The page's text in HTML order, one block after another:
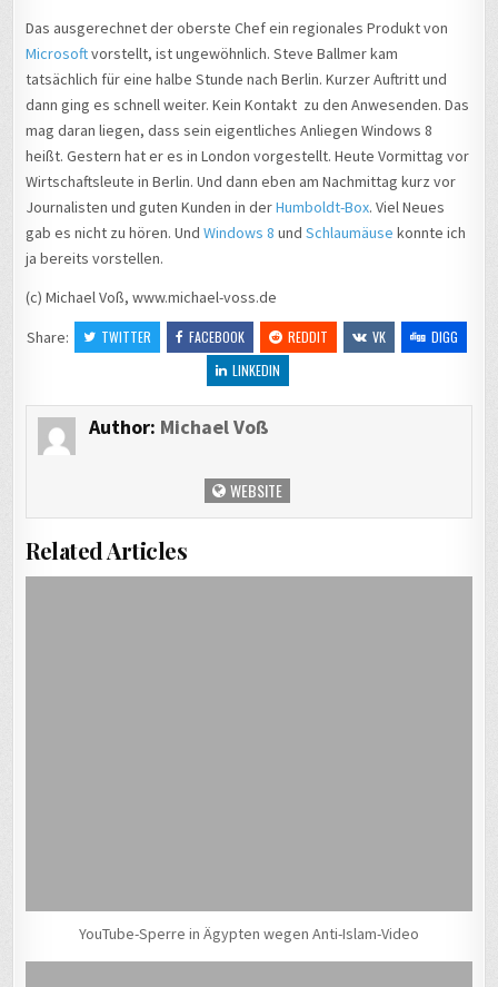
Das ausgerechnet der oberste Chef ein regionales Produkt von
Microsoftvorstellt, ist ungewöhnlich. Steve Ballmer kam
tatsächlich für eine halbe Stunde nach Berlin. Kurzer Auftritt und
dann ging es schnell weiter. Kein Kontakt zu den Anwesenden. Das
mag daran liegen, dass sein eigentliches Anliegen Windows 8
heißt. Gestern hat er es in London vorgestellt. Heute Vormittag vor
Wirtschaftsleute in Berlin. Und dann eben am Nachmittag kurz vor
Journalisten und guten Kunden in derHumboldt-Box. Viel Neues
gab es nicht zu hören. UndWindows 8 undSchlaumäuse konnte ich
ja bereits vorstellen.
(c) Michael Voß, www.michael-voss.de
Share:
TWITTER FACEBOOK REDDIT VK
DIGG
LINKEDIN
Author: Michael Voß
WEBSITE
Related Articles
YouTube-Sperre in Ägypten wegen Anti-Islam-Video